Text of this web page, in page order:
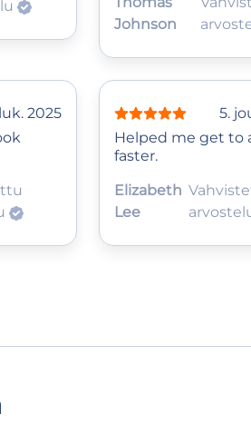
Johnson
2025
5.
Helped me get to
faster.
Elizabeth
Lee